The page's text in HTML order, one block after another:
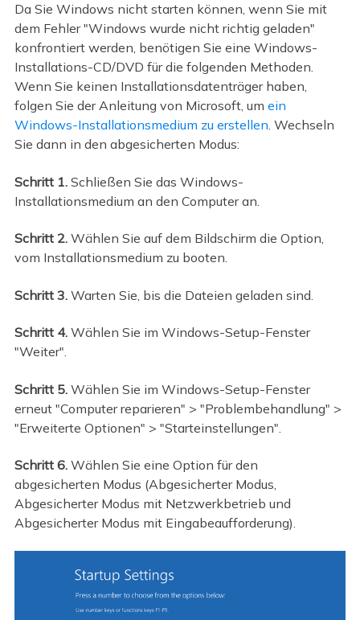
Da Sie Windows nicht starten können, wenn Sie mit
dem Fehler "Windows wurde nicht richtig geladen"
konfrontiert werden, benötigen Sie eine Windows-
Installations-CD/DVD für die folgenden Methoden.
Wenn Sie keinen Installationsdatenträger haben,
folgen Sie der Anleitung von Microsoft, um ein
Windows-Installationsmedium zu erstellen. Wechseln
Sie dann in den abgesicherten Modus:
Schritt 1.Schließen Sie das Windows-
Installationsmedium an den Computer an.
Schritt 2.Wählen Sie auf dem Bildschirm die Option,
vom Installationsmedium zu booten.
Schritt 3.Warten Sie, bis die Dateien geladen sind.
Schritt 4.Wählen Sie im Windows-Setup-Fenster
"Weiter".
Schritt 5.Wählen Sie im Windows-Setup-Fenster
erneut "Computer reparieren" > "Problembehandlung" >
"Erweiterte Optionen" > "Starteinstellungen".
Schritt 6.Wählen Sie eine Option für den
abgesicherten Modus (Abgesicherter Modus,
Abgesicherter Modus mit Netzwerkbetrieb und
Abgesicherter Modus mit Eingabeaufforderung).